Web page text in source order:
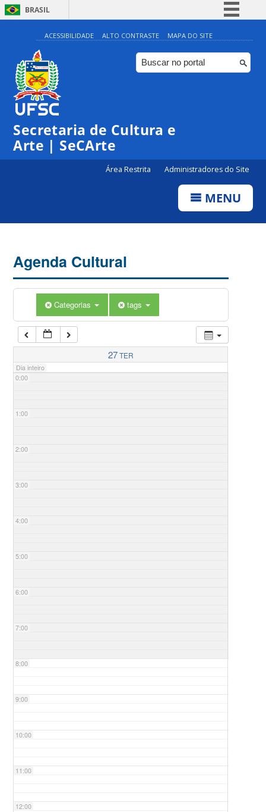
BRASIL
Simplifique!
Comunica BR
Participe
ACESSIBILIDADE ALTO CONTRASTE MAPA DO SITE
Secretaria de Cultura e
Arte | SeCArte
Área Restrita Administradores do Site
MENU
Agenda Cultural
Categorias tags
27TER
Dia inteiro
0:00
1:00
2:00
3:00
4:00
5:00
6:00
7:00
8:00
9:00
10:00
11:00
12:00